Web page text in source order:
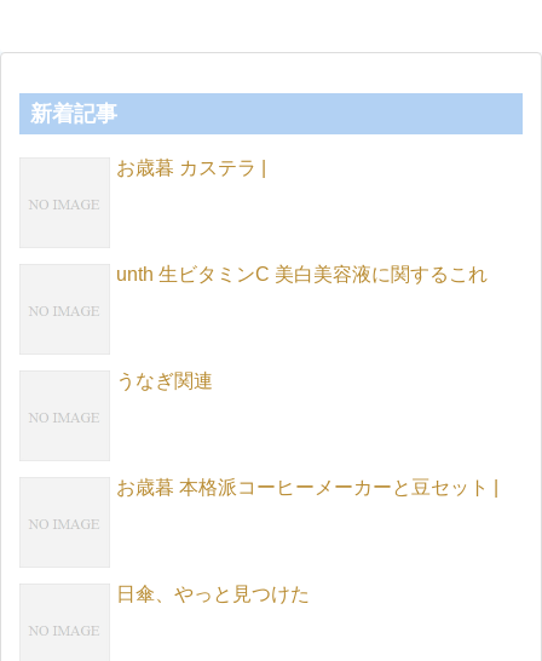
新着記事
お歳暮 カステラ |
unth 生ビタミンC 美白美容液に関するこれ
うなぎ関連
お歳暮 本格派コーヒーメーカーと豆セット |
日傘、やっと見つけた